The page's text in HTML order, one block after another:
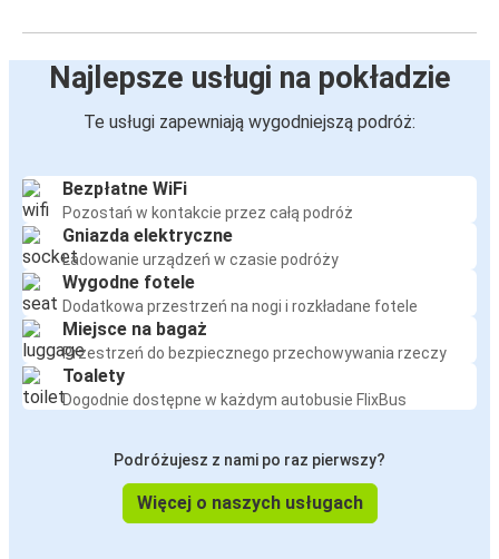
Najlepsze usługi na pokładzie
Te usługi zapewniają wygodniejszą podróż:
Bezpłatne WiFi
Pozostań w kontakcie przez całą podróż
Gniazda elektryczne
Ładowanie urządzeń w czasie podróży
Wygodne fotele
Dodatkowa przestrzeń na nogi i rozkładane fotele
Miejsce na bagaż
Przestrzeń do bezpiecznego przechowywania rzeczy
Toalety
Dogodnie dostępne w każdym autobusie FlixBus
Podróżujesz z nami po raz pierwszy?
Więcej o naszych usługach